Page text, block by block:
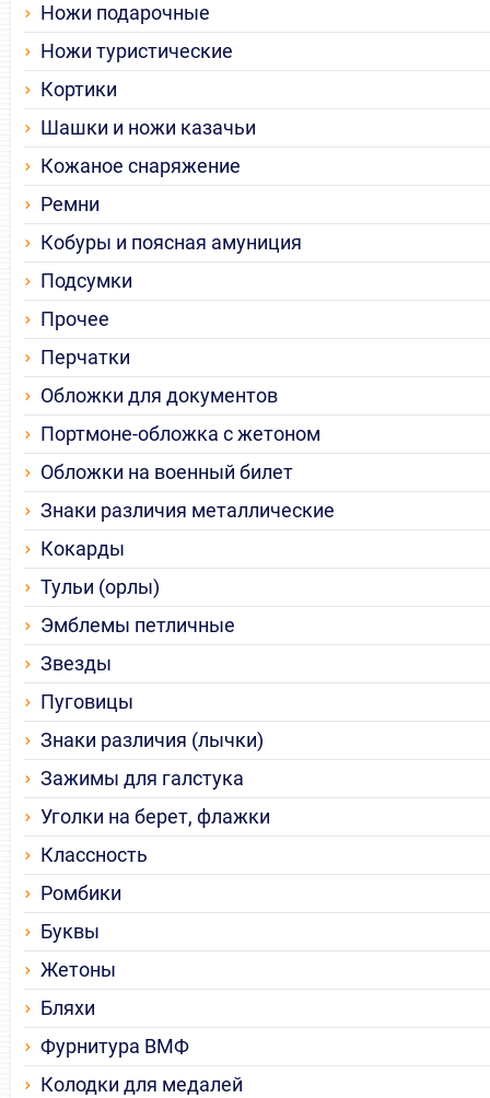
Ножи подарочные
Ножи туристические
Кортики
Шашки и ножи казачьи
Кожаное снаряжение
Ремни
Кобуры и поясная амуниция
Подсумки
Прочее
Перчатки
Обложки для документов
Портмоне-обложка с жетоном
Обложки на военный билет
Знаки различия металлические
Кокарды
Тульи (орлы)
Эмблемы петличные
Звезды
Пуговицы
Знаки различия (лычки)
Зажимы для галстука
Уголки на берет, флажки
Классность
Ромбики
Буквы
Жетоны
Бляхи
Фурнитура ВМФ
Колодки для медалей